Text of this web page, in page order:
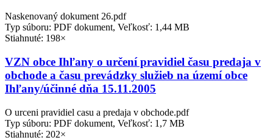
Naskenovaný dokument 26.pdf
Typ súboru: PDF dokument, Veľkosť: 1,44 MB
Stiahnuté: 198×
VZN obce Ihľany o určení pravidiel času predaja v
obchode a času prevádzky služieb na území obce
Ihľany/účinné dňa 15.11.2005
O urceni pravidiel casu a predaja v obchode.pdf
Typ súboru: PDF dokument, Veľkosť: 1,7 MB
Stiahnuté: 202×